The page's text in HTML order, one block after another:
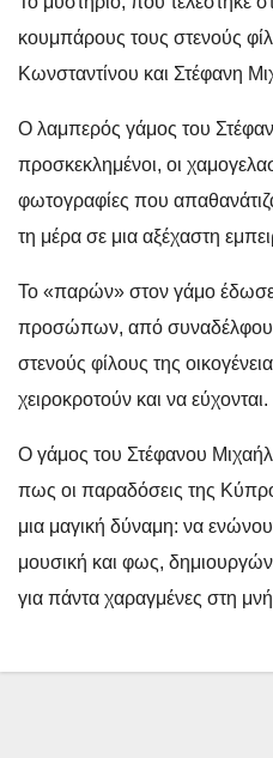
κουμπάρους τους στενούς
Κωνσταντίνου και Στέφανη
Ο λαμπερός γάμος του
προσκεκλημένοι, οι
φωτογραφίες που
τη μέρα σε μια αξέχαστη
Το «παρών» στον γάμο
προσώπων, από
στενούς φίλους της
χειροκροτούν και να εύχονται.
Ο γάμος του Στέφανου Μιχαήλ
πως οι παραδόσεις της
μια μαγική δύναμη: να
μουσική και φως,
για πάντα χαραγμένες στη